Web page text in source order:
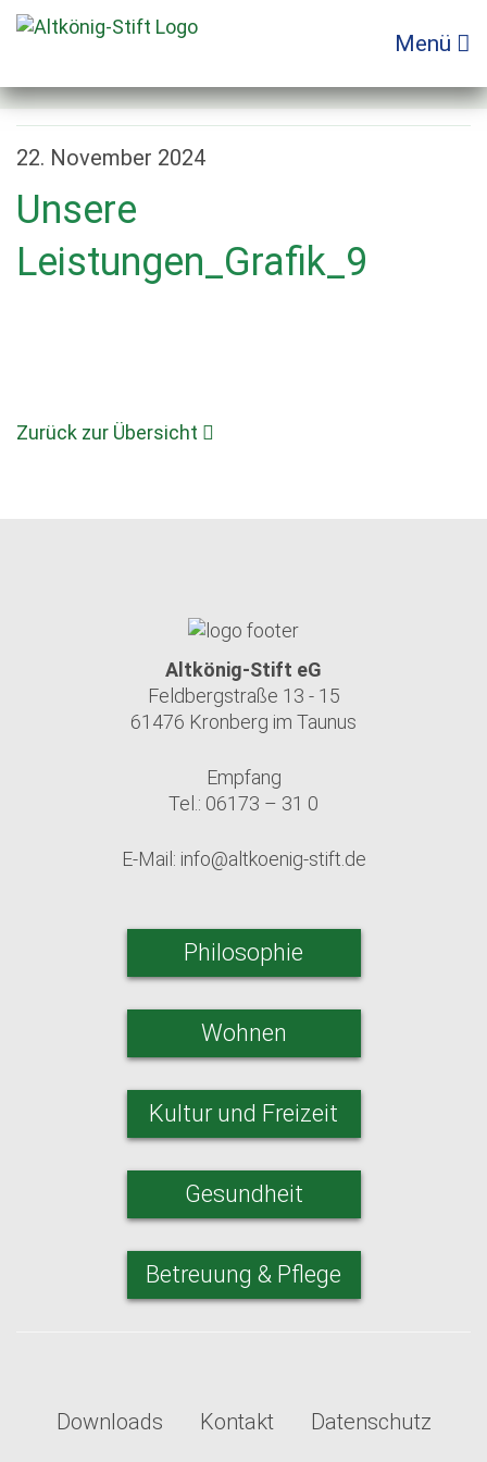
Zum
Inhalt
Menü
22. November 2024
Unsere
Leistungen_Grafik_9
Zurück zur Übersicht
Altkönig-Stift eG
Feldbergstraße 13 - 15
61476 Kronberg im Taunus
Empfang
Tel.: 06173 – 31 0
E-Mail: info@altkoenig-stift.de
Philosophie
Wohnen
Kultur und Freizeit
Gesundheit
Betreuung & Pflege
Downloads Kontakt Datenschutz